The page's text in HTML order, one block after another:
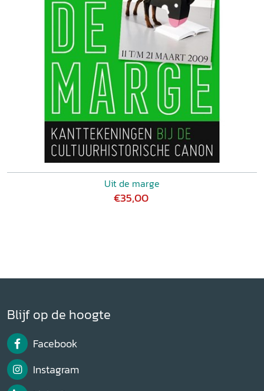
Uit de marge
€35,00
Blijf op de hoogte
Facebook
Instagram